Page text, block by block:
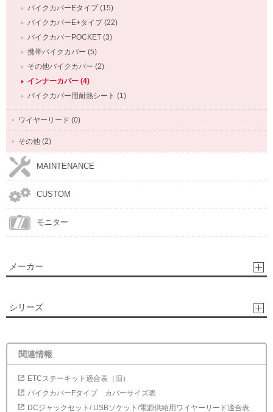
バイクカバーEタイプ (15)
バイクカバーE+タイプ (22)
バイクカバーPOCKET (3)
携帯バイクカバー (5)
その他バイクカバー (2)
インナーカバー (4)
バイクカバー用耐熱シート (1)
ワイヤーリード (0)
その他 (2)
MAINTENANCE
CUSTOM
モニター
メーカー
シリーズ
関連情報
ETCステーキット適合表（旧）
バイクカバーFタイプ カバーサイズ表
DCジャックセット/ USBソケット/電源供給用ワイヤーリード適合表